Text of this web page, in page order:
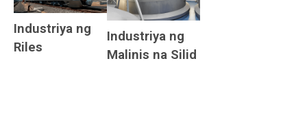
Industriya ng
Riles
Industriya ng
Malinis na Silid